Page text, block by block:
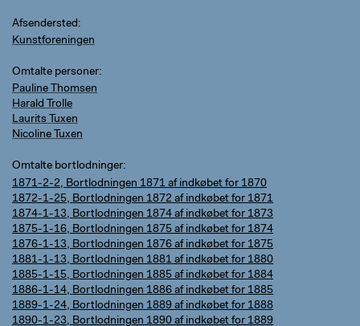
Afsendersted
Kunstforeningen
Omtalte personer
Pauline Thomsen
Harald Trolle
Laurits Tuxen
Nicoline Tuxen
Omtalte bortlodninger
1871-2-2, Bortlodningen 1871 af indkøbet for 1870
1872-1-25, Bortlodningen 1872 af indkøbet for 1871
1874-1-13, Bortlodningen 1874 af indkøbet for 1873
1875-1-16, Bortlodningen 1875 af indkøbet for 1874
1876-1-13, Bortlodningen 1876 af indkøbet for 1875
1881-1-13, Bortlodningen 1881 af indkøbet for 1880
1885-1-15, Bortlodningen 1885 af indkøbet for 1884
1886-1-14, Bortlodningen 1886 af indkøbet for 1885
1889-1-24, Bortlodningen 1889 af indkøbet for 1888
1890-1-23, Bortlodningen 1890 af indkøbet for 1889